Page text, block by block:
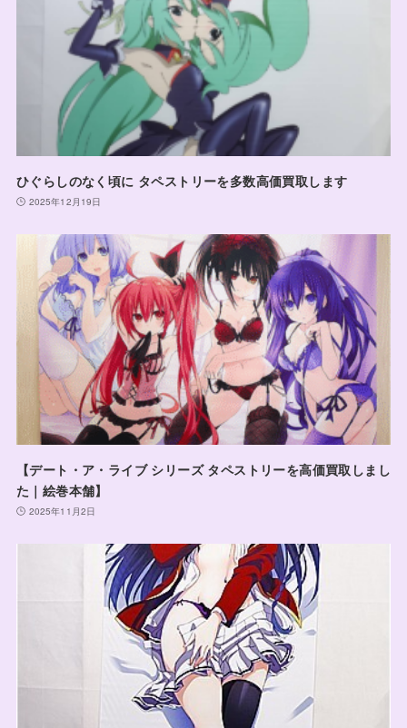
ひぐらしのなく頃に タペストリーを多数高価買取します
2025年12月19日
【デート・ア・ライブ シリーズ タペストリーを高価買取しまし
た｜絵巻本舗】
2025年11月2日